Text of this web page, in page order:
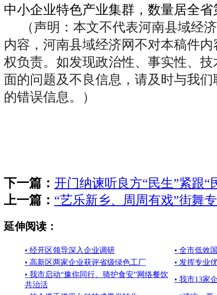
中小企业特色产业集群，数量居全
（声明：本文不代表河南县域经
内容，河南县域经济网不对本稿件
权负责。如发现政治性、事实性、
面的问题及不良信息，请及时与我
的错误信息。）
下一篇： 开门纳谏听良方“民生”紧跟“
上一篇： “艺乐新乡、周周有戏”街舞
延伸阅读：
• 经开区领导深入企业调研
• 全市低效
• 高新区两家企业获评省级绿色工厂
• 发挥专业
• 我市启动“豫你同行、骑护食安”网络餐饮
共治活
• 我市13家